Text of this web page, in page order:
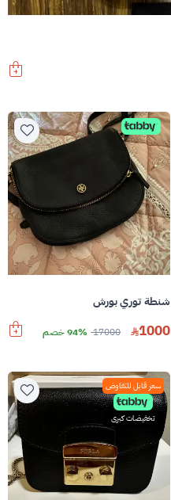
شنطة توري بورش
1000
17000 94% خصم
سعر قابل للتفاوض
تخفيضات كبرى